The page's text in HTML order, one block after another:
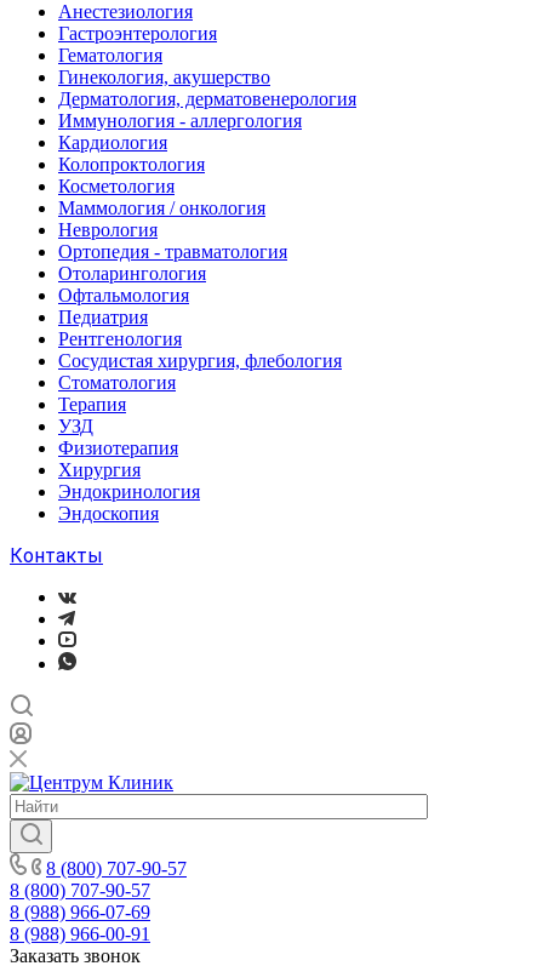
Анестезиология
Гастроэнтерология
Гематология
Гинекология, акушерство
Дерматология, дерматовенерология
Иммунология - аллергология
Кардиология
Колопроктология
Косметология
Маммология / онкология
Неврология
Ортопедия - травматология
Отоларингология
Офтальмология
Педиатрия
Рентгенология
Сосудистая хирургия, флебология
Стоматология
Терапия
УЗД
Физиотерапия
Хирургия
Эндокринология
Эндоскопия
Контакты
8 (800) 707-90-57
8 (800) 707-90-57
8 (988) 966-07-69
8 (988) 966-00-91
Заказать звонок